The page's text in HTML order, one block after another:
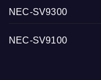
NEC-SV9300
NEC-SV9100